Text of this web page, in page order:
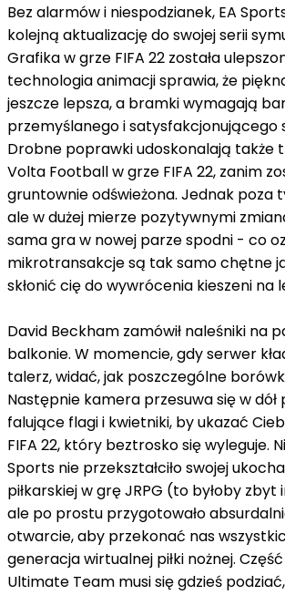
Bez alarmów i niespodzianek, EA
kolejną aktualizację do swojej serii
Grafika w grze FIFA 22 została
technologia animacji sprawia, że
jeszcze lepsza, a bramki wymagają
przemyślanego i satysfakcjonującego
Drobne poprawki udoskonalają także
Volta Football w grze FIFA 22, zanim
gruntownie odświeżona. Jednak poza
ale w dużej mierze pozytywnymi
sama gra w nowej parze spodni - co
mikrotransakcje są tak samo chętne
skłonić cię do wywrócenia kieszeni na
David Beckham zamówił naleśniki na
balkonie. W momencie, gdy serwer
talerz, widać, jak poszczególne
Następnie kamera przesuwa się w dół
falujące flagi i kwietniki, by ukazać
FIFA 22, który beztrosko się wyleguje.
Sports nie przekształciło swojej
piłkarskiej w grę JRPG (to byłoby
ale po prostu przygotowało
otwarcie, aby przekonać nas
generacja wirtualnej piłki nożnej.
Ultimate Team musi się gdzieś